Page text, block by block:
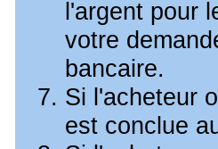
l'argent pour
votre
bancaire.
Si l'acheteur
est conclue